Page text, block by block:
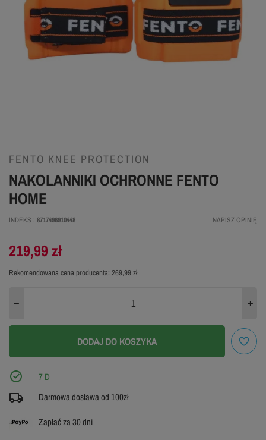
FENTO KNEE PROTECTION
NAKOLANNIKI OCHRONNE FENTO
HOME
INDEKS 8717496910448 NAPISZ OPINIĘ
Rekomendowana cena producenta: 269,99 zł
219,99 zł
DODAJ DO KOSZYKA
7 D
Darmowa dostawa od 100zł
Zapłać za 30 dni